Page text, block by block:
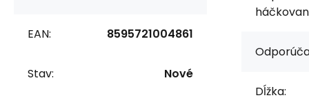
EAN: 8595721004861
Stav: Nové
Dĺžka: